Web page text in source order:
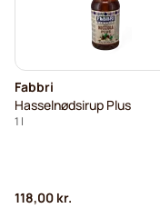
Fabbri
Hasselnødsirup Plus
1 l
118,00 kr.